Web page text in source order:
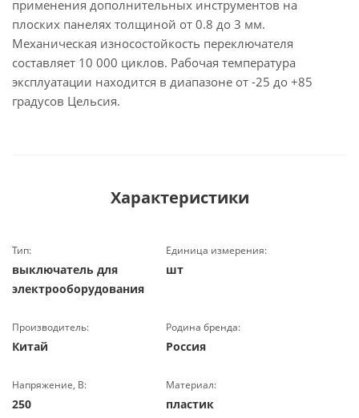
применения дополнительных инструментов на
плоских панелях толщиной от 0.8 до 3 мм.
Механическая износостойкость переключателя
составляет 10 000 циклов. Рабочая температура
эксплуатации находится в диапазоне от -25 до +85
градусов Цельсия.
Характеристики
Тип:
выключатель для
электрооборудования
Единица измерения:
шт
Производитель:
Китай
Родина бренда:
Россия
Напряжение, В:
250
Материал:
пластик